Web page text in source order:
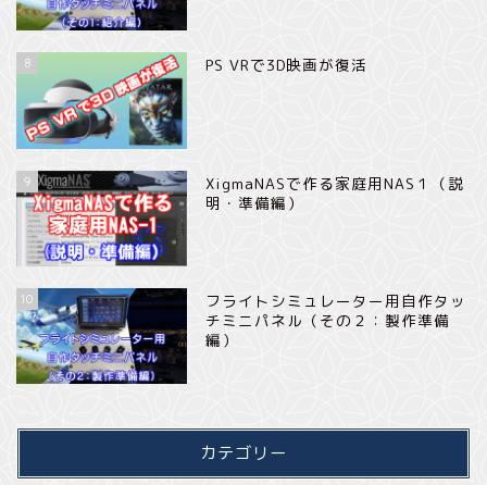
8 PS VRで3D映画が復活
9
XigmaNASで作る家庭用NAS１（説
明・準備編）
10
フライトシミュレーター用自作タッ
チミニパネル（その２：製作準備
編）
カテゴリー